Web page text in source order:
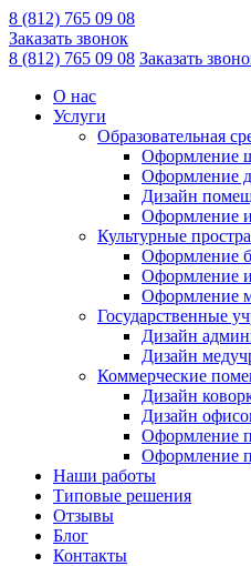
8 (812) 765 09 08
Заказать звонок
8 (812) 765 09 08 Заказать
О нас
Услуги
Образовательная
Оформление
Оформление
Дизайн
Оформление
Культурные
Оформление
Оформление
Оформление
Государственные
Дизайн
Дизайн
Коммерческие
Дизайн
Дизайн
Оформление
Оформление
Наши работы
Типовые решения
Отзывы
Блог
Контакты